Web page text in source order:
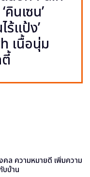
นเซน’
ร้แป้ง’
เนื้อนุ่ม
ล ความหมายดี เพิ่มความ
บบ้าน